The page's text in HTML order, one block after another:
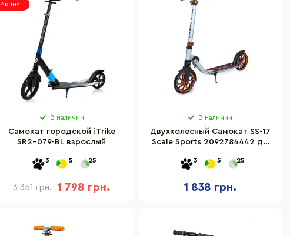
Акция
В наличии
Самокат городской iTrike
SR2-079-BL взрослый
3 5 25
3 351 грн. 1 798 грн.
В наличии
Двухколесный Самокат SS-17
Scale Sports 2092784442 до
3 5 25
1 838 грн.